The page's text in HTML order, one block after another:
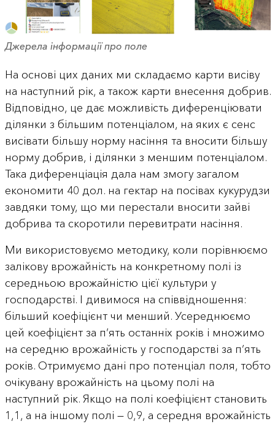
Джерела інформації про поле
На основі цих даних ми складаємо карти висіву
на наступний рік, а також карти внесення добрив.
Відповідно, це дає можливість диференціювати
ділянки з більшим потенціалом, на яких є сенс
висівати більшу норму насіння та вносити більшу
норму добрив, і ділянки з меншим потенціалом.
Така диференціація дала нам змогу загалом
економити 40 дол. на гектар на посівах кукурудзи
завдяки тому, що ми перестали вносити зайві
добрива та скоротили перевитрати насіння.
Ми використовуємо методику, коли порівнюємо
залікову врожайність на конкретному полі із
середньою врожайністю цієї культури у
господарстві. І дивимося на співвідношення:
більший коефіцієнт чи менший. Усереднюємо
цей коефіцієнт за п’ять останніх років і множимо
на середню врожайність у господарстві за п’ять
років. Отримуємо дані про потенціал поля, тобто
очікувану врожайність на цьому полі на
наступний рік. Якщо на полі коефіцієнт становить
1,1, а на іншому полі — 0,9, а середня врожайність